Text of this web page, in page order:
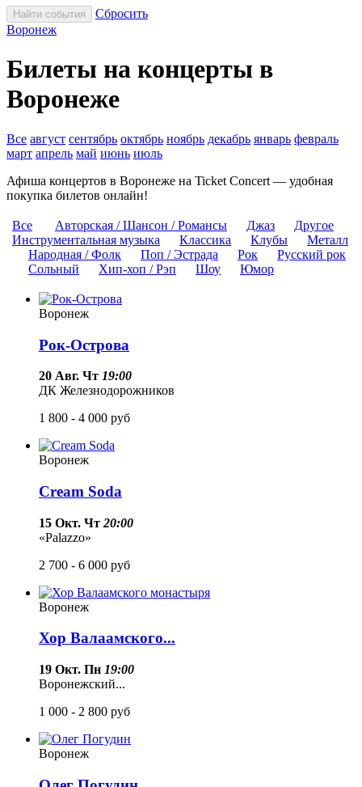
Найти события
Сбросить
Воронеж
Билеты на концерты в
Воронеже
Все август сентябрь октябрь ноябрь декабрь январь февраль
март апрель май июнь июль
Афиша концертов в Воронеже на Ticket Concert — удобная
покупка билетов онлайн!
Все Авторская / Шансон / Романсы Джаз
Другое
Инструментальная музыка
Классика Клубы
Металл
Народная / Фолк
Поп / Эстрада Рок
Русский рок
Сольный
Хип-хоп / Рэп Шоу Юмор
Воронеж
Рок-Острова
20 Авг. Чт 19:00
ДК Железнодорожников
1 800 - 4 000 руб
Воронеж
Cream Soda
15 Окт. Чт 20:00
«Palazzo»
2 700 - 6 000 руб
Воронеж
Хор Валаамского...
19 Окт. Пн 19:00
Воронежский...
1 000 - 2 800 руб
Воронеж